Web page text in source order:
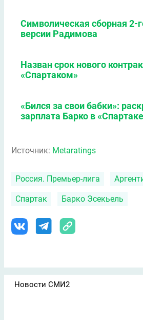
Символическая сборная 2-
версии Радимова
Назван срок нового
«Спартаком»
«Бился за свои бабки»:
зарплата Барко в
Источник: Metaratings
Россия. Премьер-лига
Спартак Барко Эсекьель
Новости СМИ2